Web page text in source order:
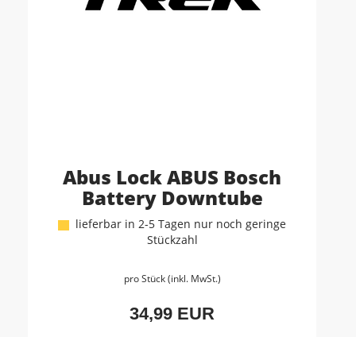
Abus Lock ABUS Bosch
Battery Downtube
lieferbar in 2-5 Tagen nur noch geringe
Stückzahl
pro Stück (inkl. MwSt.)
34,99 EUR